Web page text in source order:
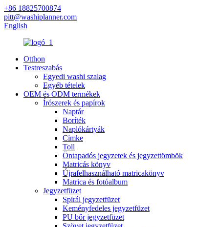
+86 18825700874
pitt@washiplanner.com
English
Otthon
Testreszabás
Egyedi washi szalag
Egyéb tételek
OEM és ODM termékek
Írószerek és papírok
Naptár
Boríték
Naplókártyák
Címke
Toll
Öntapadós jegyzetek és jegyzettömbök
Matricás könyv
Újrafelhasználható matricakönyv
Matrica és fotóalbum
Jegyzetfüzet
Spirál jegyzetfüzet
Keményfedeles jegyzetfüzet
PU bőr jegyzetfüzet